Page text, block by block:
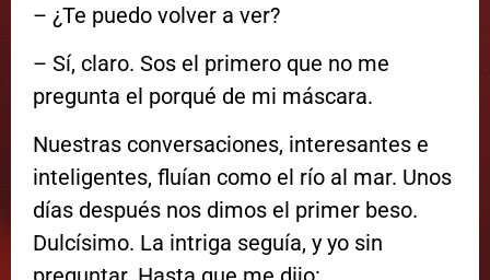
– ¿Te puedo volver a ver?
– Sí, claro. Sos el primero que no me
pregunta el porqué de mi máscara.
Nuestras conversaciones, interesantes e
inteligentes, fluían como el río al mar. Unos
días después nos dimos el primer beso.
Dulcísimo. La intriga seguía, y yo sin